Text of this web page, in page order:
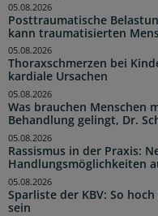
Posttraumatische
kann traumatisierten
05.08.2026
Thoraxschmerzen bei
kardiale Ursachen
05.08.2026
Was brauchen Menschen
Behandlung gelingt, Dr.
05.08.2026
Rassismus in der Praxis:
Handlungsmöglichkeiten
05.08.2026
Sparliste der KBV: So
sein
05.08.2026